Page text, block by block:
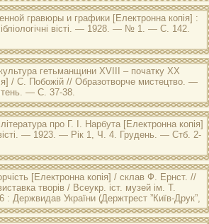
гравюры и графики [Електронна копія] :
вісті. — 1928. — № 1. — С. 142.
гетьманщини XVIII – початку XX
/ С. Побожій // Образотворче мистецтво. —
— С. 37-38.
про Г. І. Нарбута [Електронна копія]
вісті. — 1923. — Рік 1, Ч. 4. Грудень. — Стб. 2-
[Електронна копія] / склав Ф. Ернст. //
творів / Всеукр. іст. музей ім. Т.
Держвидав України (Держтрест ”Київ-Друк”,